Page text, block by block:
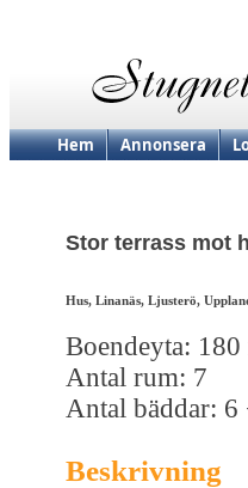
Hem Annonsera
Stor terrass mot
Hus, Linanäs, Ljusterö,
Boendeyta: 180
Antal rum: 7
Antal bäddar: 6
Beskrivning